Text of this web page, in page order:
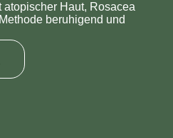
atopischer Haut, Rosacea
beruhigend und